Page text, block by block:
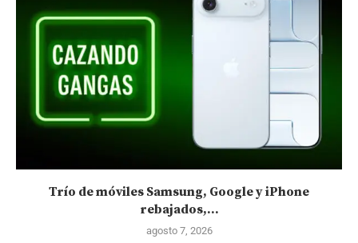
Trío de móviles Samsung, Google y iPhone
rebajados,...
agosto 7, 2026